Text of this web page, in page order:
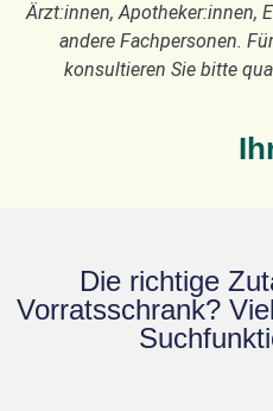
Ärzt:innen, Apotheker:innen,
andere Fachpersonen.
konsultieren Sie bitte
Die richtige
Vorratsschrank?